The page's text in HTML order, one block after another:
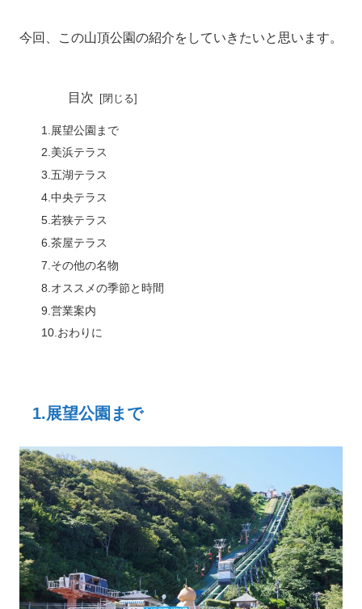
今回、この山頂公園の紹介をしていきたいと思います。
目次
1.展望公園まで
2.美浜テラス
3.五湖テラス
4.中央テラス
5.若狭テラス
6.茶屋テラス
7.その他の名物
8.オススメの季節と時間
9.営業案内
10.おわりに
1.展望公園まで